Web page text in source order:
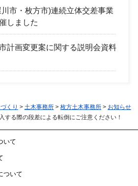
市・枚方市)連続立体交差事業
しました
計画変更案に関する説明会資料
くり > 土木事務所 > 枚方土木事務所 > お知らせ
する際の段差による転倒にご注意ください！
いて
ついて